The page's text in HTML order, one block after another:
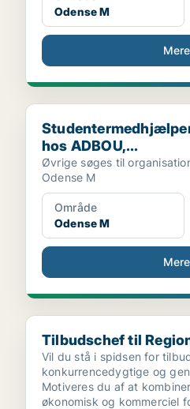
Odense M
Studentermedhjælper til
hos ADBOU,...
Øvrige søges til
Odense M
Område
Odense M
Tilbudschef til Region Syd
Tilbudschef til
Vil du stå i spidsen for
konkurrencedygtige og
Motiveres du af at
økonomisk og kommerciel